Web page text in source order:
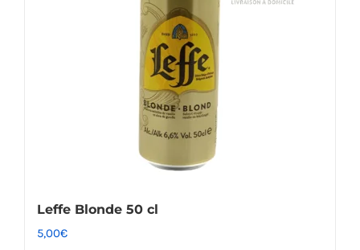
Leffe Blonde 50 cl
5,00€